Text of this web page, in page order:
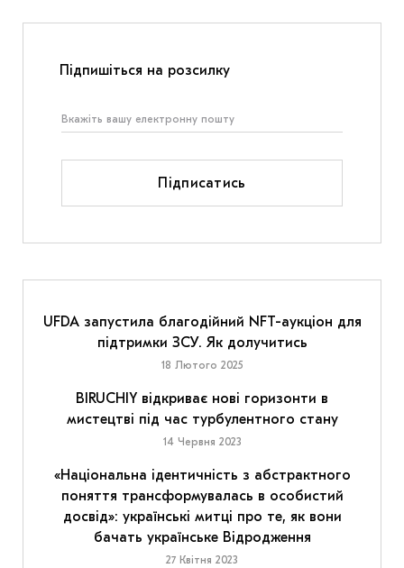
Підпишіться на розсилку
Підписатись
UFDA запустила благодійний NFT-аукціон для
підтримки ЗСУ. Як долучитись
18 Лютого 2025
BIRUCHIY відкриває нові горизонти в
мистецтві під час турбулентного стану
14 Червня 2023
«Національна ідентичність з абстрактного
поняття трансформувалась в особистий
досвід»: українські митці про те, як вони
бачать українське Відродження
27 Квітня 2023